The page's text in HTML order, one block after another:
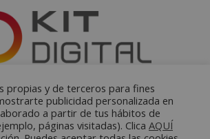
propias y de terceros para fines
publicidad personalizada en
a partir de tus hábitos de
páginas visitadas). Clica AQUÍ